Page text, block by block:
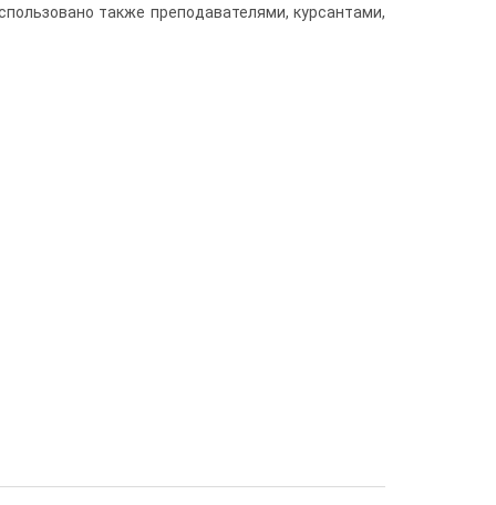
также преподавателями, курсантами,